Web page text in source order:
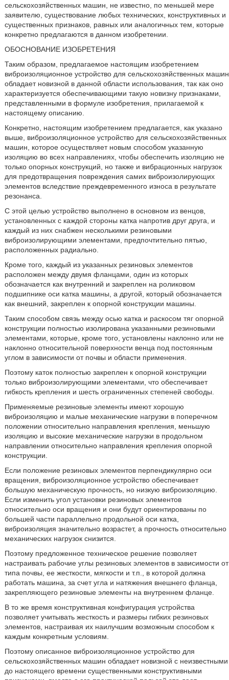
сельскохозяйственных машин, не известно, по меньшей мере
заявителю, существование любых технических, конструктивных и
существенных признаков, равных или аналогичных тем, которые
конкретно предлагаются в данном изобретении.
ОБОСНОВАНИЕ ИЗОБРЕТЕНИЯ
Таким образом, предлагаемое настоящим изобретением
виброизоляционное устройство для сельскохозяйственных машин
обладает новизной в данной области использования, так как оно
характеризуется обеспечивающими такую новизну признаками,
представленными в формуле изобретения, прилагаемой к
настоящему описанию.
Конкретно, настоящим изобретением предлагается, как указано
выше, виброизоляционное устройство для сельскохозяйственных
машин, которое осуществляет новым способом указанную
изоляцию во всех направлениях, чтобы обеспечить изоляцию не
только опорных конструкций, но также и вибрационных нагрузок
для предотвращения повреждения самих виброизолирующих
элементов вследствие преждевременного износа в результате
резонанса.
С этой целью устройство выполнено в основном из венцов,
установленных с каждой стороны катка напротив друг друга, и
каждый из них снабжен несколькими резиновыми
виброизолирующими элементами, предпочтительно пятью,
расположенных радиально.
Кроме того, каждый из указанных резиновых элементов
расположен между двумя фланцами, один из которых
обозначается как внутренний и закреплен на роликовом
подшипнике оси катка машины, а другой, который обозначается
как внешний, закреплен к опорной конструкции машины.
Таким способом связь между осью катка и раскосом тяг опорной
конструкции полностью изолирована указанными резиновыми
элементами, которые, кроме того, установлены наклонно или не
наклонно относительной поверхности венца под постоянным
углом в зависимости от почвы и области применения.
Поэтому каток полностью закреплен к опорной конструкции
только виброизолирующими элементами, что обеспечивает
гибкость крепления и шесть ограниченных степеней свободы.
Применяемые резиновые элементы имеют хорошую
виброизоляцию и малые механические нагрузки в поперечном
положении относительно направления крепления, меньшую
изоляцию и высокие механические нагрузки в продольном
направлении относительно направления крепления опорной
конструкции.
Если положение резиновых элементов перпендикулярно оси
вращения, виброизоляционное устройство обеспечивает
большую механическую прочность, но низкую виброизоляцию.
Если изменить угол установки резиновых элементов
относительно оси вращения и они будут ориентированы по
большей части параллельно продольной оси катка,
виброизоляция значительно возрастет, а прочность относительно
механических нагрузок снизится.
Поэтому предложенное техническое решение позволяет
настраивать рабочие углы резиновых элементов в зависимости от
типа почвы, ее жесткости, мягкости и т.п., в которой должна
работать машина, за счет угла и натяжения внешнего фланца,
закрепляющего резиновые элементы на внутреннем фланце.
В то же время конструктивная конфигурация устройства
позволяет учитывать жесткость и размеры гибких резиновых
элементов, настраивая их наилучшим возможным способом к
каждым конкретным условиям.
Поэтому описанное виброизоляционное устройство для
сельскохозяйственных машин обладает новизной с неизвестными
до настоящего времени существенными конструктивными